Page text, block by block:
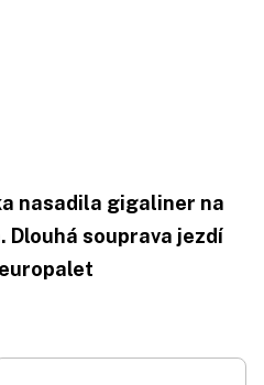
nasadila gigaliner na
Dlouhá souprava jezdí